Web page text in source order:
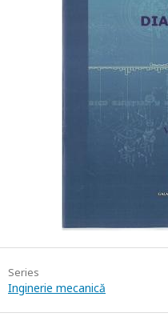
Series
Inginerie mecanică